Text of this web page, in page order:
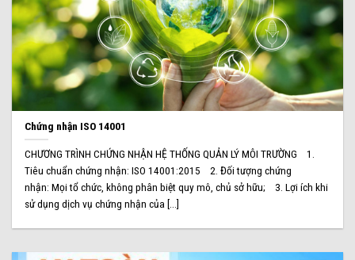
Chứng nhận ISO 14001
CHƯƠNG TRÌNH CHỨNG NHẬN HỆ THỐNG QUẢN LÝ MÔI TRƯỜNG 1.
Tiêu chuẩn chứng nhận: ISO 14001:2015 2. Đối tượng chứng
nhận: Mọi tổ chức, không phân biệt quy mô, chủ sở hữu; 3. Lợi ích khi
sử dụng dịch vụ chứng nhận của [...]